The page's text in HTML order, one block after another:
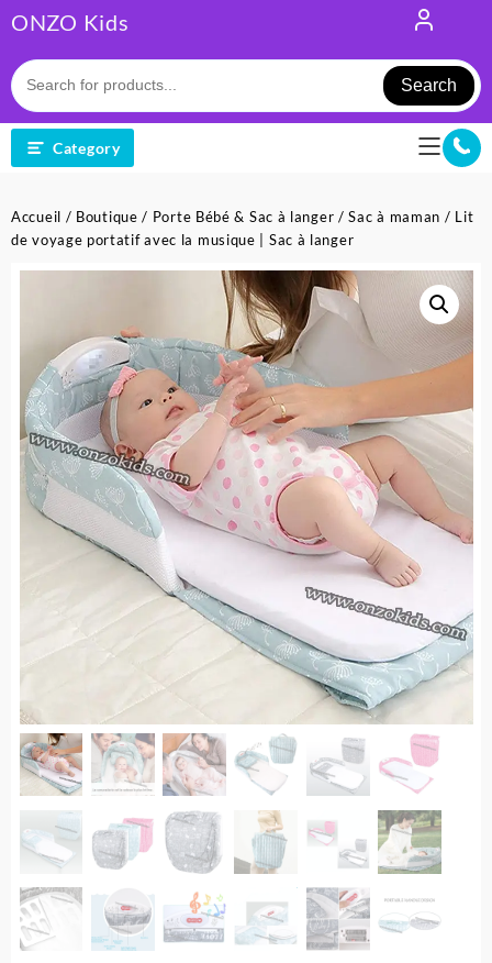
to
content
ONZO Kids
Search
Category
Accueil / Boutique / Porte Bébé & Sac à langer /Sac à maman / Lit
de voyage portatif avec la musique | Sac à langer